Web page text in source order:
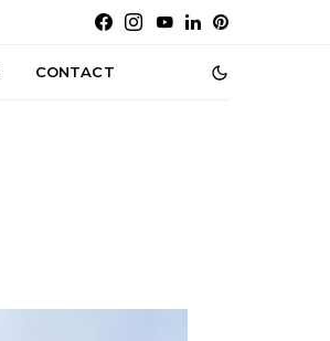
CONTACT